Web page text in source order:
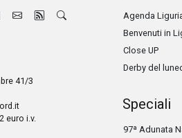
41/3
euro i.v.
Agenda
Benvenuti in
Close UP
Derby del
Speciali
97ª Adunata